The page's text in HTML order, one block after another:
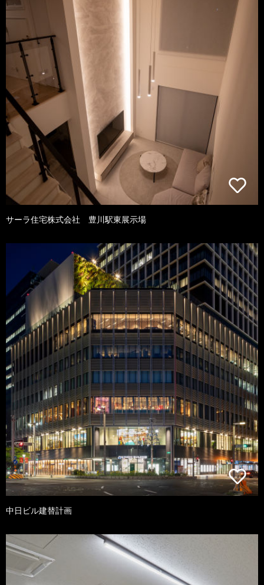
サーラ住宅株式会社 豊川駅東展示場
中日ビル建替計画